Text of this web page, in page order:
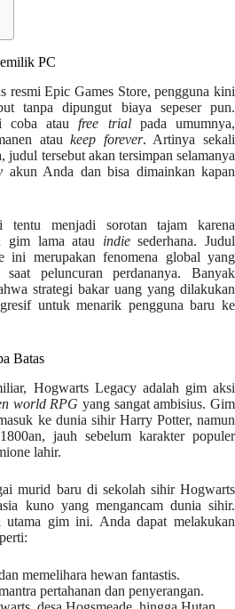
PC
resmi Epic Games Store, pengguna kini
tanpa dipungut biaya sepeser pun.
coba ataufree trialpada umumnya,
ataukeep forever. Artinya sekali
tersebut akan tersimpan selamanya
akun Anda dan bisa dimainkan kapan
tentu menjadi sorotan tajam karena
gim lama atau indiesederhana. Judul
ini merupakan fenomena global yang
peluncuran perdananya. Banyak
strategi bakar uang yang dilakukan
untuk menarik pengguna baru ke
Batas
Hogwarts Legacy adalah gim aksi
world RPG yang sangat ambisius. Gim
ke dunia sihir Harry Potter, namun
jauh sebelum karakter populer
lahir.
murid baru di sekolah sihir Hogwarts
kuno yang mengancam dunia sihir.
utama gim ini. Anda dapat melakukan
memelihara hewan fantastis.
pertahanan dan penyerangan.